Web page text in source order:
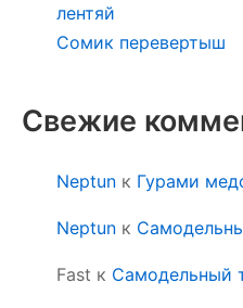
лентяй
Сомик перевертыш
Свежие
Neptun к Гурами
Neptun к
Fast к Самодельный